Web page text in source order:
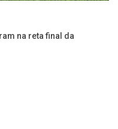
na reta final da